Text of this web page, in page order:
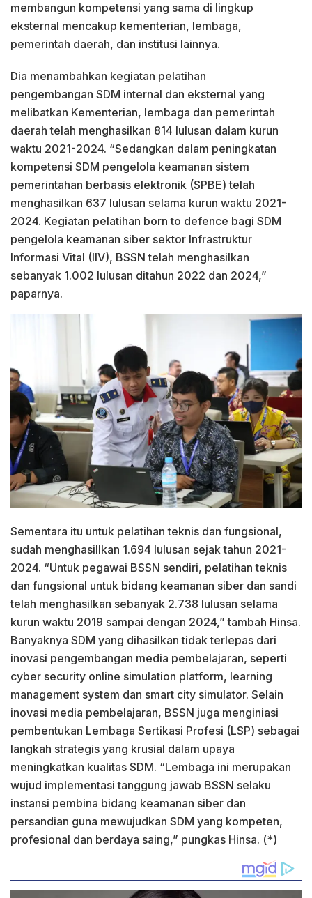
membangun kompetensi yang sama di lingkup
eksternal mencakup kementerian, lembaga,
pemerintah daerah, dan institusi lainnya.
Dia menambahkan kegiatan pelatihan
pengembangan SDM internal dan eksternal yang
melibatkan Kementerian, lembaga dan pemerintah
daerah telah menghasilkan 814 lulusan dalam kurun
waktu 2021-2024. “Sedangkan dalam peningkatan
kompetensi SDM pengelola keamanan sistem
pemerintahan berbasis elektronik (SPBE) telah
menghasilkan 637 lulusan selama kurun waktu 2021-
2024. Kegiatan pelatihan born to defence bagi SDM
pengelola keamanan siber sektor Infrastruktur
Informasi Vital (IIV), BSSN telah menghasilkan
sebanyak 1.002 lulusan ditahun 2022 dan 2024,”
paparnya.
Sementara itu untuk pelatihan teknis dan fungsional,
sudah menghasillkan 1.694 lulusan sejak tahun 2021-
2024. “Untuk pegawai BSSN sendiri, pelatihan teknis
dan fungsional untuk bidang keamanan siber dan sandi
telah menghasilkan sebanyak 2.738 lulusan selama
kurun waktu 2019 sampai dengan 2024,” tambah Hinsa.
Banyaknya SDM yang dihasilkan tidak terlepas dari
inovasi pengembangan media pembelajaran, seperti
cyber security online simulation platform, learning
management system dan smart city simulator. Selain
inovasi media pembelajaran, BSSN juga menginiasi
pembentukan Lembaga Sertikasi Profesi (LSP) sebagai
langkah strategis yang krusial dalam upaya
meningkatkan kualitas SDM. “Lembaga ini merupakan
wujud implementasi tanggung jawab BSSN selaku
instansi pembina bidang keamanan siber dan
persandian guna mewujudkan SDM yang kompeten,
profesional dan berdaya saing,” pungkas Hinsa. (*)